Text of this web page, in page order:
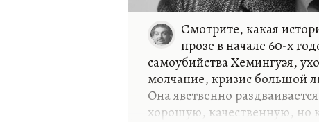
Смотрите, какая
прозе в начале 60-х
самоубийства Хемингуэя,
молчание, кризис большой
Она явственно
хорошую, качественную, но